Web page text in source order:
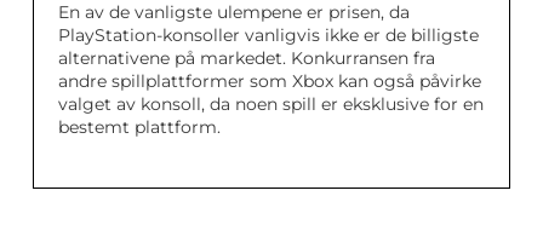
En av de vanligste ulempene er prisen, da
PlayStation-konsoller vanligvis ikke er de billigste
alternativene på markedet. Konkurransen fra
andre spillplattformer som Xbox kan også påvirke
valget av konsoll, da noen spill er eksklusive for en
bestemt plattform.